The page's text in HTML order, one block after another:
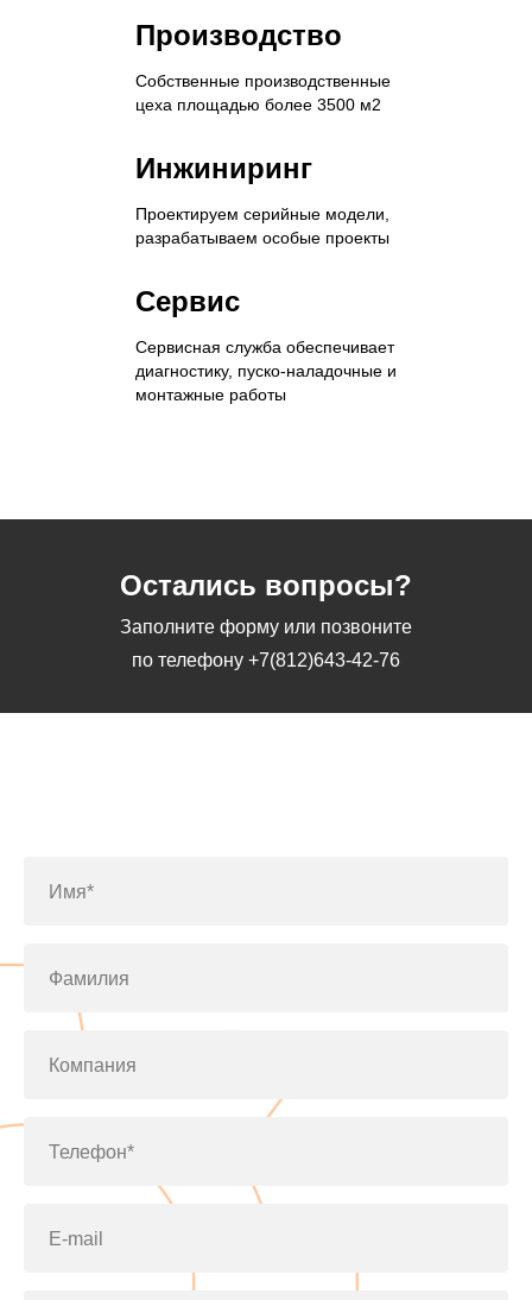
Производство
Собственные производственные
цеха площадью более 3500 м2
Инжиниринг
Проектируем серийные модели,
разрабатываем особые проекты
Сервис
Сервисная служба обеспечивает
диагностику, пуско-наладочные и
монтажные работы
Остались вопросы?
Заполните форму или позвоните
по телефону +7(812)643-42-76
Имя*
Фамилия
Компания
Телефон*
E-mail